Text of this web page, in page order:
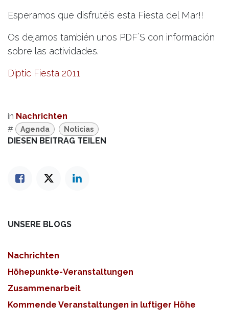
Esperamos que disfrutéis esta Fiesta del Mar!!
Os dejamos también unos PDF´S con información
sobre las actividades.
Diptic Fiesta 2011
in Nachrichten
#
Agenda Noticias
DIESEN BEITRAG TEILEN
UNSERE BLOGS
Nachrichten
Höhepunkte-Veranstaltungen
Zusammenarbeit
Kommende Veranstaltungen in luftiger Höhe